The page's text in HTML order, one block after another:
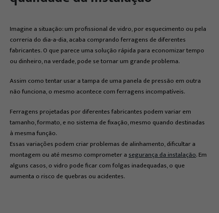
Imagine a situação: um profissional de vidro, por esquecimento ou pela
correria do dia-a-dia, acaba comprando ferragens de diferentes
fabricantes. O que parece uma solução rápida para economizar tempo
ou dinheiro, na verdade, pode se tornar um grande problema.
Assim como tentar usar a tampa de uma panela de pressão em outra
não funciona, o mesmo acontece com ferragens incompatíveis.
Ferragens projetadas por diferentes fabricantes podem variar em
tamanho, formato, e no sistema de fixação, mesmo quando destinadas
à mesma função.
Essas variações podem criar problemas de alinhamento, dificultar a
montagem ou até mesmo comprometer asegurança da instalação. Em
alguns casos, o vidro pode ficar com folgas inadequadas, o que
aumenta o risco de quebras ou acidentes.